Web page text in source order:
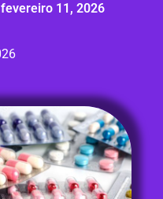
fevereiro 11, 2026